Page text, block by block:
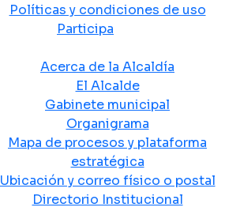
Políticas y condiciones de uso
Participa
Acerca de la Alcaldía
El Alcalde
Gabinete municipal
Organigrama
Mapa de procesos y plataforma
estratégica
Ubicación y correo físico o postal
Directorio Institucional